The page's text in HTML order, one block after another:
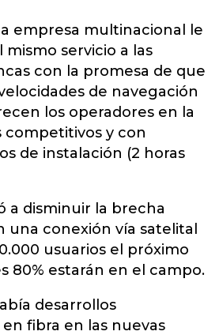
empresa multinacional le
mismo servicio a las
con la promesa de que
de navegación
los operadores en la
competitivos y con
de instalación (2 horas
a disminuir la brecha
una conexión vía satelital
usuarios el próximo
80% estarán en el campo.
desarrollos
fibra en las nuevas